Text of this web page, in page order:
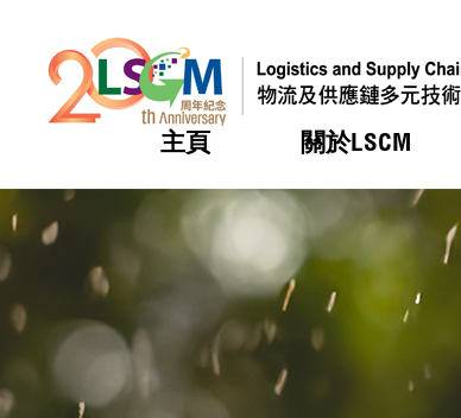
主頁 關於LSCM
熱門
LSCM 動向
熱門
LSCM 動向
熱門
LSCM 動向
熱門
LSCM 動向
熱門
LSCM 動向